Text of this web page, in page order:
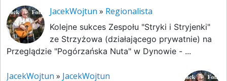
JacekWojtun » Regionalista
Kolejne sukces Zespołu "Stryki i Stryjenki"
ze Strzyżowa (działającego prywatnie) na
Przeglądzie "Pogórzańska Nuta" w Dynowie - ...
JacekWojtun » JacekWojtun